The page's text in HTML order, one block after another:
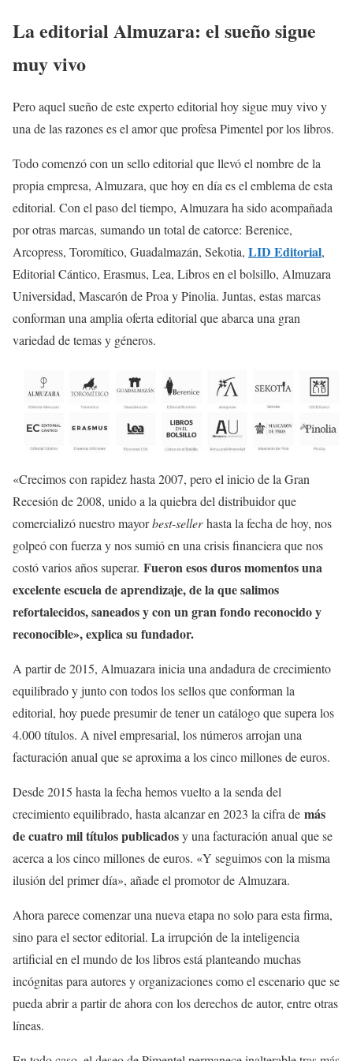
La editorial Almuzara: el sueño sigue
muy vivo
Pero aquel sueño de este experto editorial hoy sigue muy vivo y
una de las razones es el amor que profesa Pimentel por los libros.
Todo comenzó con un sello editorial que llevó el nombre de la
propia empresa, Almuzara, que hoy en día es el emblema de esta
editorial. Con el paso del tiempo, Almuzara ha sido acompañada
por otras marcas, sumando un total de catorce: Berenice,
Arcopress, Toromítico, Guadalmazán, Sekotia, LID Editorial,
Editorial Cántico, Erasmus, Lea, Libros en el bolsillo, Almuzara
Universidad, Mascarón de Proa y Pinolia. Juntas, estas marcas
conforman una amplia oferta editorial que abarca una gran
variedad de temas y géneros.
«Crecimos con rapidez hasta 2007, pero el inicio de la Gran
Recesión de 2008, unido a la quiebra del distribuidor que
comercializó nuestro mayorbest-sellerhasta la fecha de hoy, nos
golpeó con fuerza y nos sumió en una crisis financiera que nos
costó varios años superar. Fueron esos duros momentos una
excelente escuela de aprendizaje, de la que salimos
refortalecidos, saneados y con un gran fondo reconocido y
reconocible», explica su fundador.
A partir de 2015, Almuazara inicia una andadura de crecimiento
equilibrado y junto con todos los sellos que conforman la
editorial, hoy puede presumir de tener un catálogo que supera los
4.000 títulos. A nivel empresarial, los números arrojan una
facturación anual que se aproxima a los cinco millones de euros.
Desde 2015 hasta la fecha hemos vuelto a la senda del
crecimiento equilibrado, hasta alcanzar en 2023 la cifra de más
de cuatro mil títulos publicadosy una facturación anual que se
acerca a los cinco millones de euros. «Y seguimos con la misma
ilusión del primer día», añade el promotor de Almuzara.
Ahora parece comenzar una nueva etapa no solo para esta firma,
sino para el sector editorial. La irrupción de la inteligencia
artificial en el mundo de los libros está planteando muchas
incógnitas para autores y organizaciones como el escenario que se
pueda abrir a partir de ahora con los derechos de autor, entre otras
líneas.